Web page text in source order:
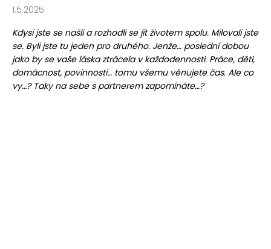
1.5.2025
Kdysi jste se našli a rozhodli se jít životem spolu. Milovali jste
se. Byli jste tu jeden pro druhého. Jenže… poslední dobou
jako by se vaše láska ztrácela v každodennosti. Práce, děti,
domácnost, povinnosti… tomu všemu věnujete čas. Ale co
vy…? Taky na sebe s partnerem zapomínáte…?